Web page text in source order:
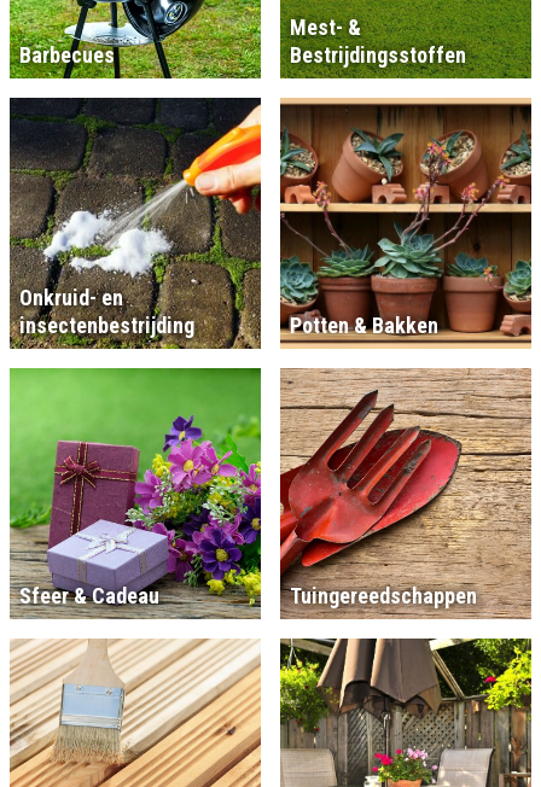
Barbecues
Mest- &
Bestrijdingsstoffen
Onkruid- en
insectenbestrijding
Potten & Bakken
Sfeer & Cadeau Tuingereedschappen